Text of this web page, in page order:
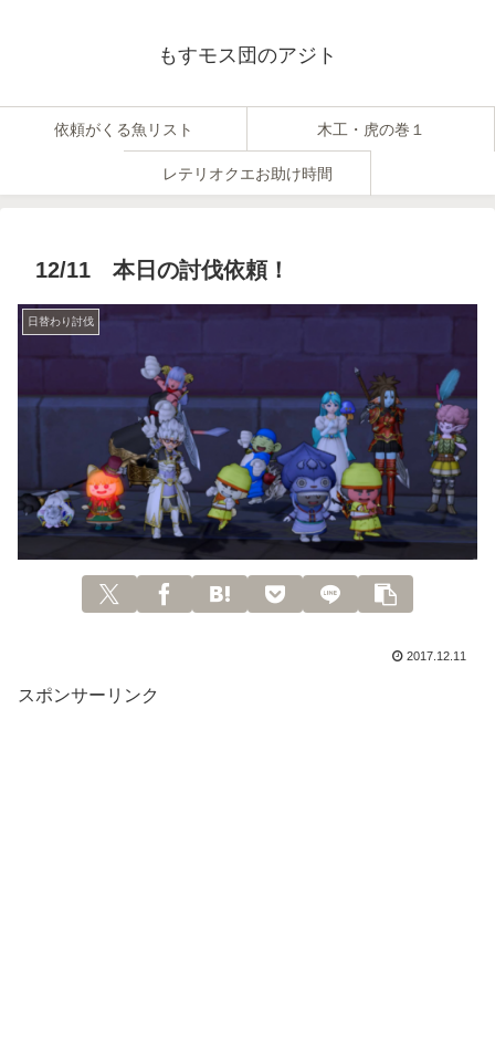
もすモス団のアジト
依頼がくる魚リスト 木工・虎の巻１
レテリオクエお助け時間
12/11 本日の討伐依頼！
日替わり討伐
2017.12.11
スポンサーリンク